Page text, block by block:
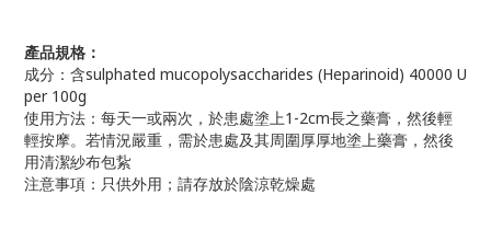
產品規格：
成分：含sulphated mucopolysaccharides (Heparinoid) 40000 U
per 100g
使用方法：每天一或兩次，於患處塗上1-2cm長之藥膏，然後輕
輕按摩。若情況嚴重，需於患處及其周圍厚厚地塗上藥膏，然後
用清潔紗布包紥
注意事項：只供外用；請存放於陰涼乾燥處